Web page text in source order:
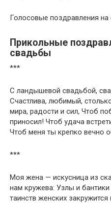
Голосовые поздравления на
Прикольные
свадьбы
***
С ландышевой свадьбой,
Счастлива, любимый,
мира, радости и сил, Чтоб
приносил! Чтоб удача
Чтоб меня ты крепко вечно
***
Моя жена — искусница из
нам кружева: Узлы и
таинств женских